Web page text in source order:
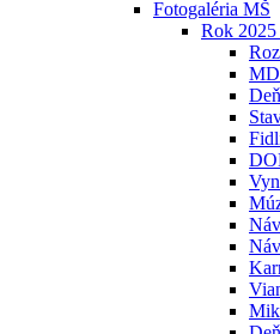
Fotogaléria MŠ
Rok